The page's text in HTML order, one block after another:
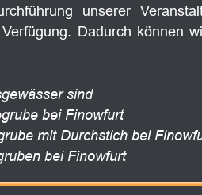
unserer
Verfügung. Dadurch können
sind
bei Finowfurt
mit Durchstich bei
bei Finowfurt